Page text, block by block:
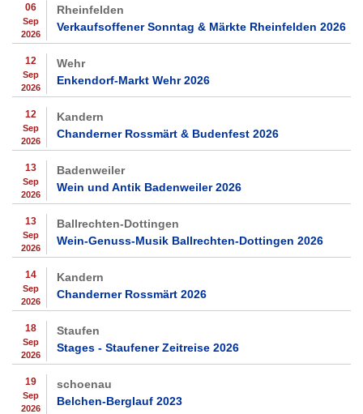
06
Sep
2026
Rheinfelden
Verkaufsoffener Sonntag & Märkte Rheinfelden 2026
12
Sep
2026
Wehr
Enkendorf-Markt Wehr 2026
12
Sep
2026
Kandern
Chanderner Rossmärt & Budenfest 2026
13
Sep
2026
Badenweiler
Wein und Antik Badenweiler 2026
13
Sep
2026
Ballrechten-Dottingen
Wein-Genuss-Musik Ballrechten-Dottingen 2026
14
Sep
2026
Kandern
Chanderner Rossmärt 2026
18
Sep
2026
Staufen
Stages - Staufener Zeitreise 2026
19
Sep
2026
schoenau
Belchen-Berglauf 2023